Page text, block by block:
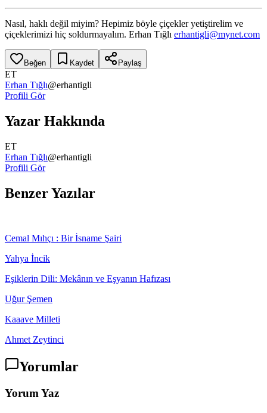
Nasıl, haklı değil miyim? Hepimiz böyle çiçekler yetiştirelim ve
çiçeklerimizi hiç soldurmayalım. Erhan Tığlı erhantigli@mynet.com
Beğen Kaydet Paylaş
ET
Erhan Tığlı@erhantigli
Profili Gör
Yazar Hakkında
ET
Erhan Tığlı@erhantigli
Profili Gör
Benzer Yazılar
Cemal Mıhçı : Bir İsname Şairi
Yahya İncik
Eşiklerin Dili: Mekânın ve Eşyanın Hafızası
Uğur Şemen
Kaaave Milleti
Ahmet Zeytinci
Yorumlar
Yorum Yaz